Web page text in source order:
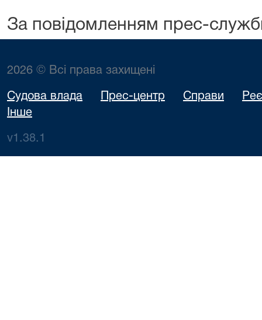
За повідомленням прес-
2026 © Всі права захищені
Судова влада Прес-центр Справи
Інше
v1.38.1